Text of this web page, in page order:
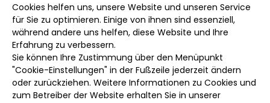
Cookies helfen uns, unsere Website und unseren Service
für Sie zu optimieren. Einige von ihnen sind essenziell,
während andere uns helfen, diese Website und Ihre
Erfahrung zu verbessern.
Sie können Ihre Zustimmung über den Menüpunkt
"Cookie-Einstellungen" in der Fußzeile jederzeit ändern
oder zurückziehen. Weitere Informationen zu Cookies und
zum Betreiber der Website erhalten Sie in unserer